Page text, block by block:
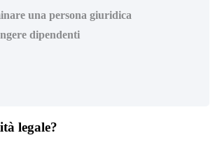
una persona giuridica
dipendenti
à legale?